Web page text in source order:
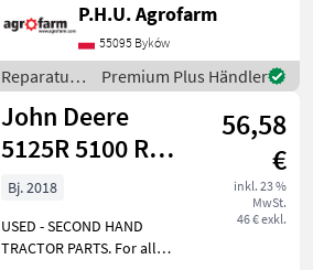
message by e-mail either
whatsapp. TRAKTOR -
SCHLEPPER ERSATZTEILE.
Bei weiteren fragen
kontaktieren
P.H.U. Agrofarm
55095 Byków
Reparatur
und
Ersatzteile
/ John
Deere
Premium Plus Händler
John Deere
5125R 5100 R
5115 parts,
pieces
56,58
€
inkl. 23 %
MwSt.
46 € exkl.
Bj. 2018
USED - SECOND HAND
TRACTOR PARTS. For all